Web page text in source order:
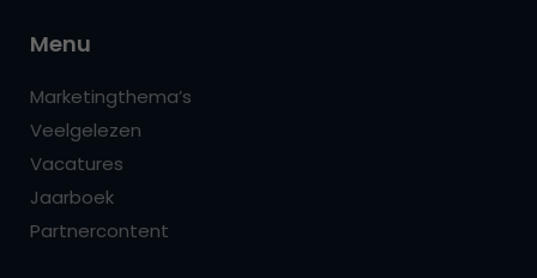
Menu
Marketingthema’s
Veelgelezen
Vacatures
Jaarboek
Partnercontent